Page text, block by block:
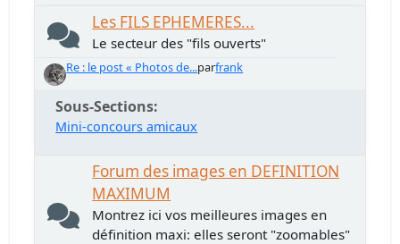
Les FILS EPHEMERES...
Le secteur des "fils ouverts"
Re : le post « Photos de...parfrank
Sous-Sections
Mini-concours amicaux
Forum des images en DEFINITION
MAXIMUM
Montrez ici vos meilleures images en
définition maxi: elles seront "zoomables"